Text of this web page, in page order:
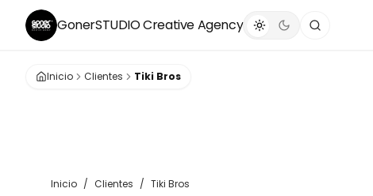
GonerSTUDIOCreative Agency
Inicio Clientes Tiki Bros
Inicio / Clientes / Tiki Bros